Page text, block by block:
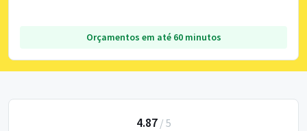
Orçamentos em até 60 minutos
4.87/ 5